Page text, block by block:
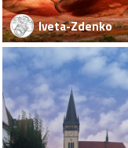
Iveta-Zdenko